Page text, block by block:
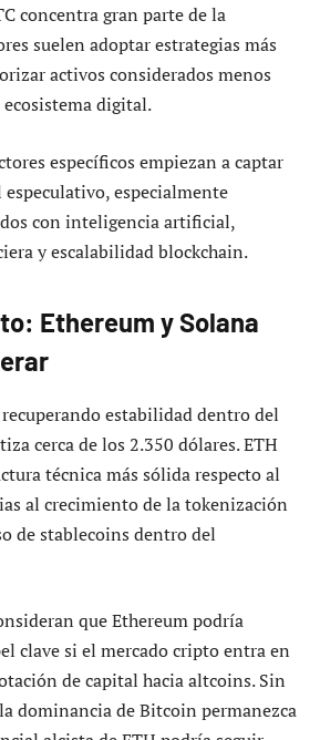
concentra gran parte de la
suelen adoptar estrategias más
activos considerados menos
digital.
específicos empiezan a captar
especialmente
con inteligencia artificial,
y escalabilidad blockchain.
Ethereum y Solana
estabilidad dentro del
cerca de los 2.350 dólares. ETH
técnica más sólida respecto al
al crecimiento de la tokenización
de stablecoins dentro del
que Ethereum podría
clave si el mercado cripto entra en
de capital hacia altcoins. Sin
dominancia de Bitcoin permanezca